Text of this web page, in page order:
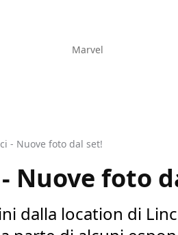
Marvel
- Nuove foto dal set!
Nuove foto
dalla location di